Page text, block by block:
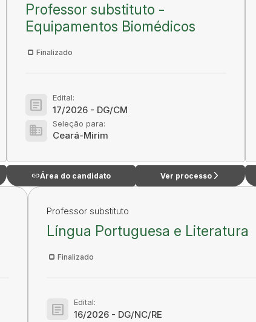
Professor substituto -
Equipamentos Biomédicos
Finalizado
article Edital:
17/2026 - DG/CM
domain Seleção para:
Ceará-Mirim
linkÁrea do candidato Ver processoarrow_forward_ios
Professor substituto
Língua Portuguesa e Literatura
Finalizado
article Edital:
16/2026 - DG/NC/RE